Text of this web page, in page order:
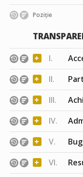
Poziție
+
I.
+ II.
+ III.
+ IV.
+ V.
+ VI.